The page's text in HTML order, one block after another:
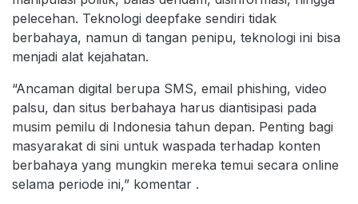
pelecehan. Teknologi deepfake sendiri tidak
berbahaya, namun di tangan penipu, teknologi ini bisa
menjadi alat kejahatan.
“Ancaman digital berupa SMS, email phishing, video
palsu, dan situs berbahaya harus diantisipasi pada
musim pemilu di Indonesia tahun depan. Penting bagi
masyarakat di sini untuk waspada terhadap konten
berbahaya yang mungkin mereka temui secara online
selama periode ini,” komentar .